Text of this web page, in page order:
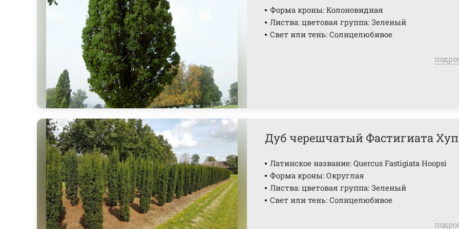
Форма кроны: Колоновидная
Листва: цветовая группа: Зеленый
Свет или тень: Солнцелюбивое
Дуб черешчатый Фастигиата
Латинское название: Quercus Fastigiata Hoopsi
Форма кроны: Округлая
Листва: цветовая группа: Зеленый
Свет или тень: Солнцелюбивое